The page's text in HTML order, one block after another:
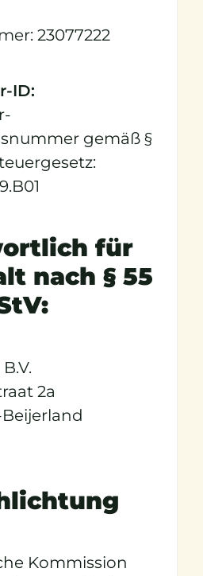
23077222
ID:
gemäß §
für
nach § 55
2a
Beijerland
Kommission